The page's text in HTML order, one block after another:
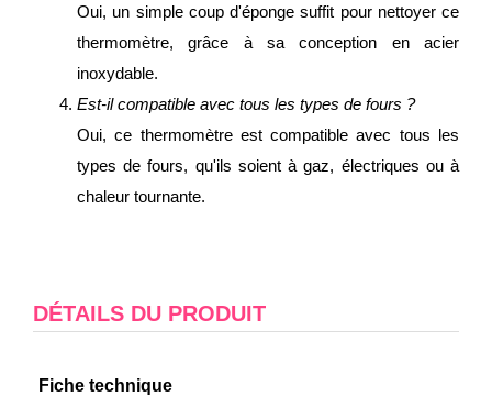
Oui, un simple coup d'éponge suffit pour nettoyer ce
thermomètre, grâce à sa conception en acier
inoxydable.
Est-il compatible avec tous les types de fours ?
Oui, ce thermomètre est compatible avec tous les
types de fours, qu'ils soient à gaz, électriques ou à
chaleur tournante.
DÉTAILS DU PRODUIT
Fiche technique